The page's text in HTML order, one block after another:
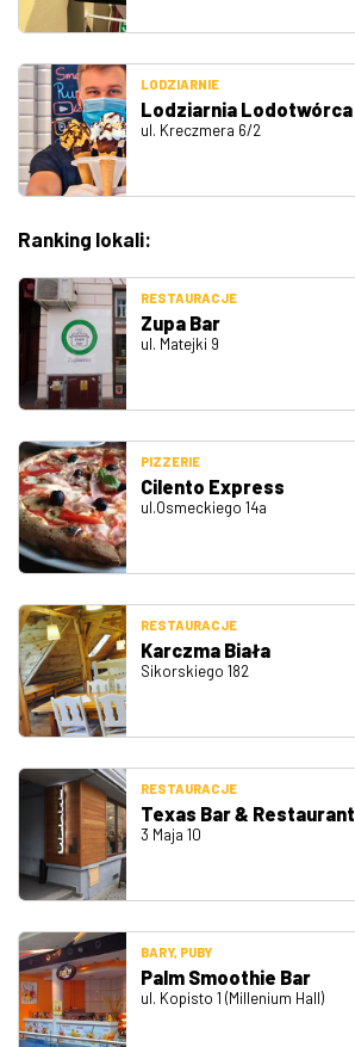
LODZIARNIE
Lodziarnia Lodotwórca
ul. Kreczmera 6/2
Ranking lokali:
RESTAURACJE
Zupa Bar
ul. Matejki 9
PIZZERIE
Cilento Express
ul.Osmeckiego 14a
RESTAURACJE
Karczma Biała
Sikorskiego 182
RESTAURACJE
Texas Bar & Restaurant
3 Maja 10
BARY, PUBY
Palm Smoothie Bar
ul. Kopisto 1 (Millenium Hall)